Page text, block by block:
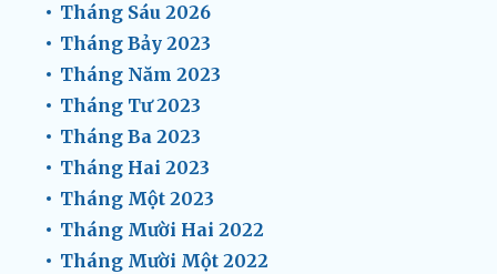
Tháng Sáu 2026
Tháng Bảy 2023
Tháng Năm 2023
Tháng Tư 2023
Tháng Ba 2023
Tháng Hai 2023
Tháng Một 2023
Tháng Mười Hai 2022
Tháng Mười Một 2022